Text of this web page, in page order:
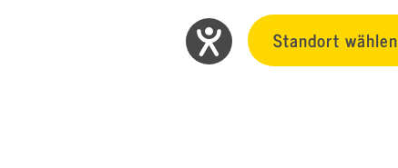
Standort wählen